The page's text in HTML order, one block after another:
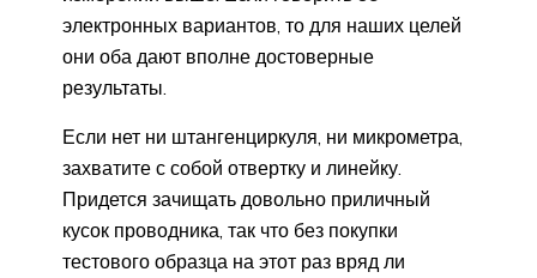
электронных вариантов, то для наших целей
они оба дают вполне достоверные
результаты.
Если нет ни штангенциркуля, ни микрометра,
захватите с собой отвертку и линейку.
Придется зачищать довольно приличный
кусок проводника, так что без покупки
тестового образца на этот раз вряд ли